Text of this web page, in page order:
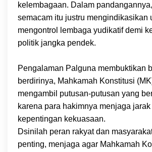
kelembagaan. Dalam
semacam itu justru mengindikasikan
mengontrol lembaga yudikatif demi
politik jangka pendek.
Pengalaman Palguna membuktikan
berdirinya, Mahkamah Konstitusi
mengambil putusan-putusan yang
karena para hakimnya menjaga
kepentingan kekuasaan.
Dsinilah peran rakyat dan
penting, menjaga agar Mahkamah